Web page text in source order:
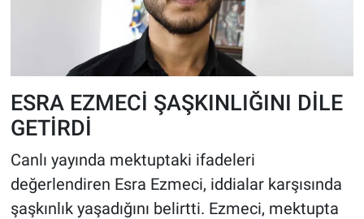
ESRA EZMECİ ŞAŞKINLIĞINI DİLE
GETİRDİ
Canlı yayında mektuptaki ifadeleri
değerlendiren Esra Ezmeci, iddialar karşısında
şaşkınlık yaşadığını belirtti. Ezmeci, mektupta